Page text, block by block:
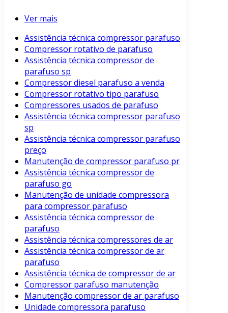
Ver mais
Assistência técnica compressor parafuso
Compressor rotativo de parafuso
Assistência técnica compressor de
parafuso sp
Compressor diesel parafuso a venda
Compressor rotativo tipo parafuso
Compressores usados de parafuso
Assistência técnica compressor parafuso
sp
Assistência técnica compressor parafuso
preço
Manutenção de compressor parafuso pr
Assistência técnica compressor de
parafuso go
Manutenção de unidade compressora
para compressor parafuso
Assistência técnica compressor de
parafuso
Assistência técnica compressores de ar
Assistência técnica compressor de ar
parafuso
Assistência técnica de compressor de ar
Compressor parafuso manutenção
Manutenção compressor de ar parafuso
Unidade compressora parafuso